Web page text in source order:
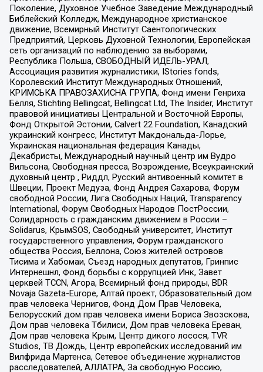
Поколение, Духовное Учебное Заведение Международный
Библейский Колледж, Международное христианское
движение, Всемирный Институт Саентологических
Предприятий, Церковь Духовной Технологии, Европейская
сеть организаций по наблюдению за выборами,
Республика Польша, СВОБОДНЫЙ ИДЕЛЬ-УРАЛ,
Ассоциация развития журналистики, IStories fonds,
Королевский Институт Международных Отношений,
КРИМСЬКА ПРАВОЗАХИСНА ГРУПА, Фонд имени Генриха
Бёлля, Stichting Bellingcat, Bellingcat Ltd, The Insider, Институт
правовой инициативы Центральной и Восточной Европы,
Фонд Открытой Эстонии, Calvert 22 Foundation, Канадский
украинский конгресс, Институт Макдональда-Лорье,
Украинская национальная федерация Канады,
Декабристы, Международный научный центр им Вудро
Вильсона, Свободная пресса, Возрождение, Всеукраинский
духовный центр , Риддл, Русский антивоенный комитет в
Швеции, Проект Медуза, Фонд Андрея Сахарова, Форум
свободной России, Лига Свободных Наций, Transparеncy
International, Форум Свободных Народов ПостРоссии,
Солидарность с гражданским движением в России –
Solidarus, КрымSOS, Свободный университет, Институт
государственного управления, Форум гражданского
общества Россия, Беллона, Союз жителей островов
Тисима и Хабомаи, Съезд народных депутатов, Гринпис
Интернешнл, Фонд борьбы с коррупцией Инк, Завет
церквей TCCN, Агора, Всемирный фонд природы, BDR
Novaja Gazeta-Europe, Алтай проект, Образовательный дом
прав человека Чернигов, Фонд Дом Прав Человека,
Белорусский дом прав человека имени Бориса Звозскова,
Дом прав человека Тбилиси, Дом прав человека Ереван,
Дом прав человека Крым, Центр дикого лосося, TVR
Studios, ТВ Дождь, Центр европейских исследований им
Вилфрида Мартенса, Сетевое объединение журналистов
расследователей, АЛЛАТРА, За свободную Россию,